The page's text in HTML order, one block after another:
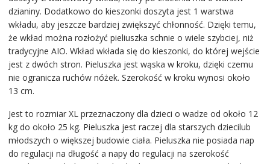
dzianiny. Dodatkowo do kieszonki doszyta jest 1 warstwa
wkładu, aby jeszcze bardziej zwiększyć chłonność. Dzięki temu,
że wkład można rozłożyć pieliuszka schnie o wiele szybciej, niż
tradycyjne AIO. Wkład wkłada się do kieszonki, do której wejście
jest z dwóch stron. Pieluszka jest wąska w kroku, dzięki czemu
nie ogranicza ruchów nóżek. Szerokość w kroku wynosi około
13 cm.
Jest to rozmiar XL przeznaczony dla dzieci o wadze od około 12
kg do około 25 kg. Pieluszka jest raczej dla starszych dziecilub
młodszych o większej budowie ciała. Pieluszka nie posiada nap
do regulacji na długość a napy do regulacji na szerokość